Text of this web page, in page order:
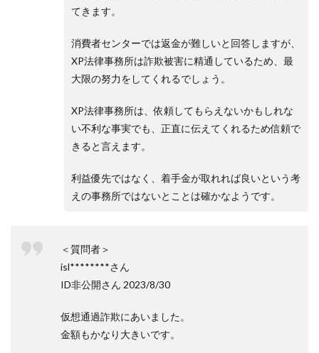
てきます。
消費者センターでは返金が難しいと回答しますが、
XP法律事務所は詐欺被害に精通しているため、最
大限の努力をしてくれるでしょう。
XP法律事務所は、依頼してもらえないかもしれな
い不利な事実でも、正直に伝えてくれるため信頼で
きると言えます。
利益優先ではなく、着手金が取れれば良いという考
えの事務所ではないとことは確かなようです。
＜質問者＞
isl********さん
ID非公開さん 2023/8/30
仮想通過詐欺にあいました。
金額もかなり大きいです。